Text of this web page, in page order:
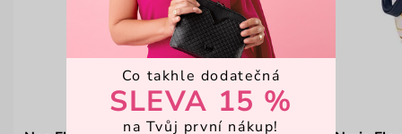
Co takhle dodatečná
SLEVA 15 %
na Tvůj první nákup!